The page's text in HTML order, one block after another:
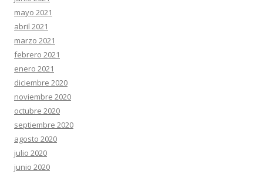
mayo 2021
abril 2021
marzo 2021
febrero 2021
enero 2021
diciembre 2020
noviembre 2020
octubre 2020
septiembre 2020
agosto 2020
julio 2020
junio 2020